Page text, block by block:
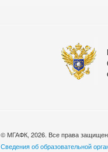
© МГАФК, 2026. Все права
Сведения об образовательной